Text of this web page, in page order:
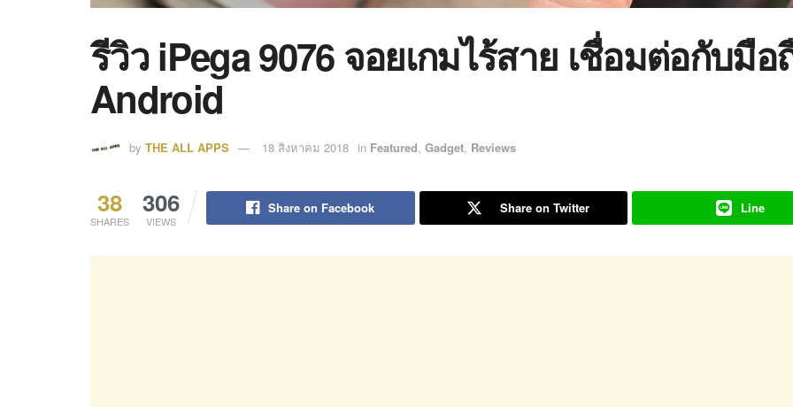
รีวิว iPega 9076 จอยเกมไร้สาย เชื่อมต่อกับมือ
Android
by THE ALL APPS 18 สิงหาคม 2018 in Featured, Gadget, Reviews
38
SHARES
306
VIEWS
Share on Facebook Share on Twitter Line